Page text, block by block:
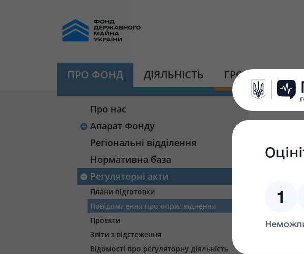
ПРО ФОНД ДІЯЛЬНІСТЬ ГРОМАДСЬКА
Про нас
Апарат Фонду
Регіональні відділення
Нормативна база
Регуляторні акти
Плани підготовки
Повідомлення про оприлюднення
Проєкти
Звіти з відстеження
Відомості про регуляторну діяльність
Щодо